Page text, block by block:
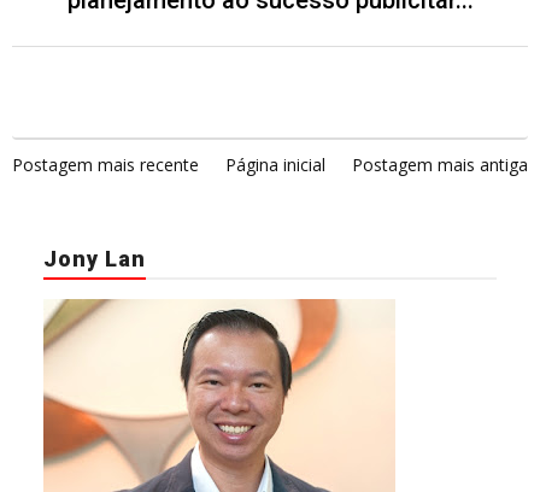
Postagem mais recente Página inicial Postagem mais antiga
Jony Lan